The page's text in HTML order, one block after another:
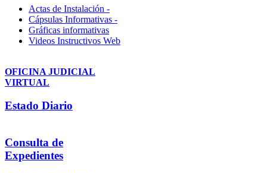
Actas de Instalación -
Cápsulas Informativas -
Gráficas informativas
Videos Instructivos Web
OFICINA JUDICIAL
VIRTUAL
Estado Diario
Consulta de
Expedientes